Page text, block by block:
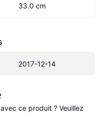
33.0 cm
2017-12-14
ce produit ? Veuillez